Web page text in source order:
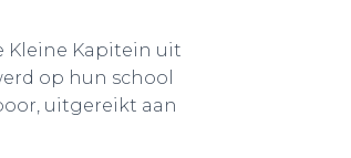
Kleine Kapitein uit
op hun school
uitgereikt aan